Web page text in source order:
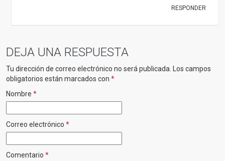
RESPONDER
DEJA UNA RESPUESTA
Tu dirección de correo electrónico no será publicada.
Los campos
obligatorios están marcados con *
Nombre *
Correo electrónico *
Comentario *